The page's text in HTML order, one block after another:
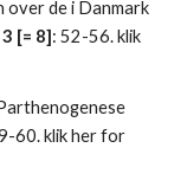
over de i Danmark
[= 8]: 52-56. klik